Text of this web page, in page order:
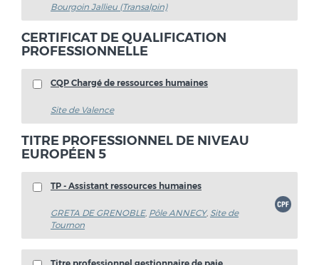
Bourgoin Jallieu (Transalpin)
CERTIFICAT DE QUALIFICATION
PROFESSIONNELLE
CQP Chargé de ressources humaines
Site de Valence
TITRE PROFESSIONNEL DE NIVEAU
EUROPÉEN 5
TP - Assistant ressources humaines
GRETA DE GRENOBLE, Pôle ANNECY, Site de
Tournon